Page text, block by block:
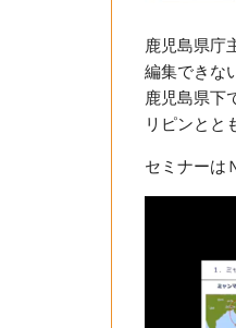
鹿児島県庁
編集できな
鹿児島県下
リピンとと
セミナーは